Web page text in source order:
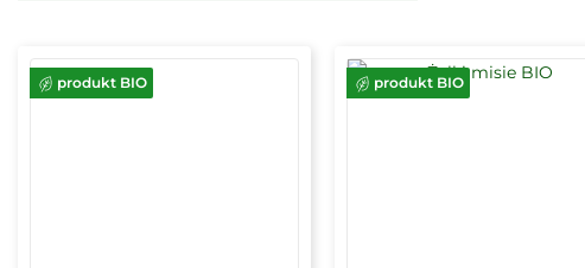
produkt BIO produkt BIO